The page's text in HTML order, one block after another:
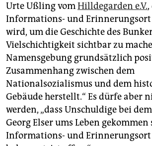
Urte Ußling vomHilldegarden e.V.
Informations- und
wird, um die Geschichte des
Vielschichtigkeit sichtbar zu
Namensgebung grundsätzlich
Zusammenhang zwischen dem
Nationalsozialismus und dem
Gebäude herstellt.“ Es dürfe aber
werden, „dass Unschuldige bei
Georg Elser ums Leben
Informations- und Erinnerungsort